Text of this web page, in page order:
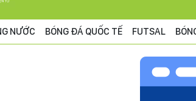
NƯỚC BÓNG ĐÁ QUỐC TẾ FUTSAL